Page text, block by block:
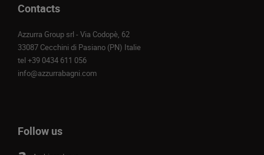
Contacts
Azzurra Group srl - Via Codopè, 62
33087 Cecchini di Pasiano (PN) Italie
tel +39 0434 611 056
info@azzurrabagni.com
Follow us